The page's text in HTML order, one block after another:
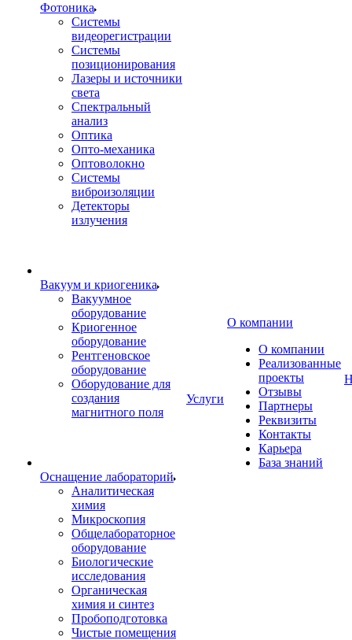
Фотоника
Cистемы
видеорегистрации
Системы
позиционирования
Лазеры и источники
света
Спектральный
анализ
Оптика
Опто-механика
Оптоволокно
Системы
виброизоляции
Детекторы
излучения
Вакуум и криогеника
Вакуумное
оборудование
Криогенное
оборудование
Рентгеновское
оборудование
Оборудование для
создания
магнитного поля
Оснащение лабораторий
Аналитическая
химия
Микроскопия
Общелабораторное
оборудование
Биологические
исследования
Органическая
химия и синтез
Пробоподготовка
Чистые помещения
Услуги
О компании
О компании
Реализованные
проекты
Отзывы
Партнеры
Реквизиты
Контакты
Карьера
База знаний